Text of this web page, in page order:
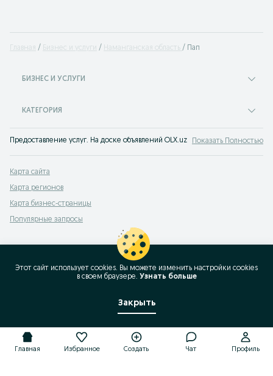
Главная Бизнес и услуги Наманганская область Пап
БИЗНЕС И УСЛУГИ
КАТЕГОРИЯ
Предоставление услуг. На доске объявлений OLX.uz Пап легко и быстро
Показать Полностью
Карта сайта
Карта регионов
Карта бизнес-страницы
Популярные запросы
Главная Избранное Создать Чат Профиль
Этот сайт использует cookies. Вы можете изменить настройки cookies
в своeм браузере. Узнать больше
Закрыть